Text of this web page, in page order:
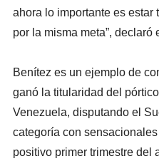
ahora lo importante es estar
por la misma meta”, declaró
Benítez es un ejemplo de
ganó la titularidad del
Venezuela, disputando el
categoría con
positivo primer trimestre del